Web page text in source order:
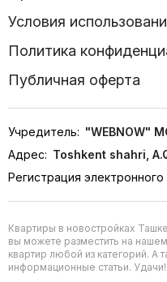
Условия
Политика
Публичная оферта
Учредитель: "WEBNOW"
Адрес: Toshkent shahri,
Регистрация
Квартиры в новостройках
вы можете разместить на
квартир любой из категорий. А
информационные статьи. Удачи!